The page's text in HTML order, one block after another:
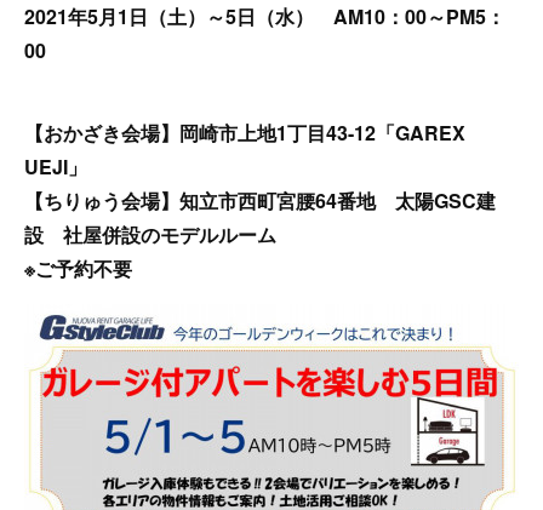
2021年5月1日（土）～5日（水） AM10：00～PM5：
00
【おかざき会場】岡崎市上地1丁目43-12「GAREX
UEJI」
【ちりゅう会場】知立市西町宮腰64番地 太陽GSC建
設 社屋併設のモデルルーム
※ご予約不要